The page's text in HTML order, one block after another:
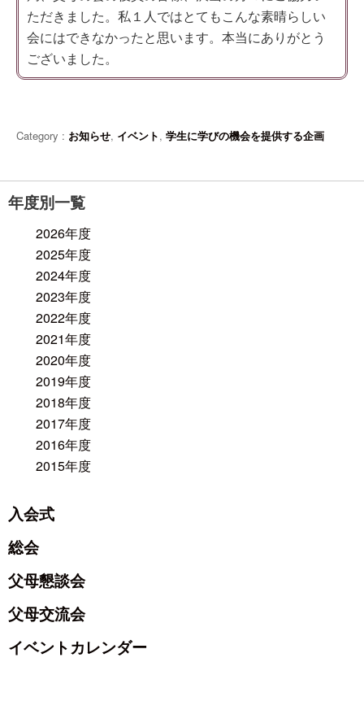
ただきました。私１人ではとてもこんな素晴らしい
会にはできなかったと思います。本当にありがとう
ございました。
Category : お知らせ, イベント, 学生に学びの機会を提供する企画
年度別一覧
2026年度
2025年度
2024年度
2023年度
2022年度
2021年度
2020年度
2019年度
2018年度
2017年度
2016年度
2015年度
入会式
総会
父母懇談会
父母交流会
イベントカレンダー